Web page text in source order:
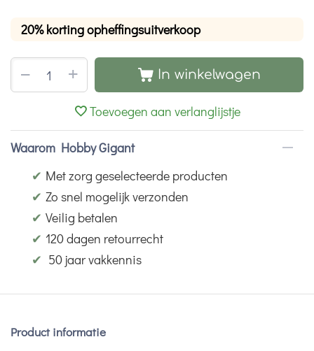
20% korting opheffingsuitverkoop
+
− In winkelwagen
Toevoegen aan verlanglijstje
Waarom Hobby Gigant
✔ Met zorg geselecteerde producten
✔ Zo snel mogelijk verzonden
✔ Veilig betalen
✔ 120 dagen retourrecht
✔ 50 jaar vakkennis
Product informatie